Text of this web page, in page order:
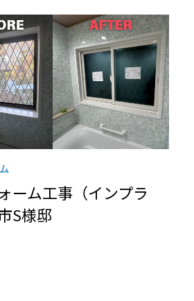
ーム工事（インプラ
S様邸